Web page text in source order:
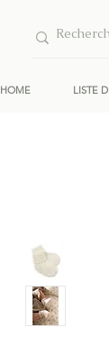
HOME LISTE